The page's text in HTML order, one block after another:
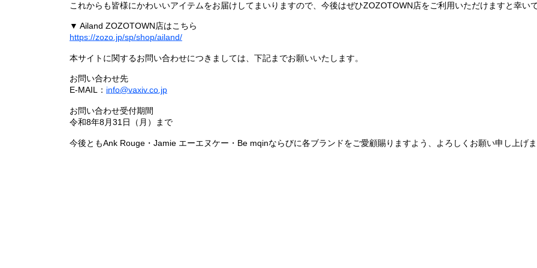
これからも皆様にかわいいアイテムをお届けしてまいりますので、今後はぜひZOZOTOWN店をご利用いただけますと幸い
▼ Ailand ZOZOTOWN店はこちら
https://zozo.jp/sp/shop/ailand/
本サイトに関するお問い合わせにつきましては、下記までお願いいたします。
お問い合わせ先
E-MAIL： info@vaxiv.co.jp
お問い合わせ受付期間
令和8年8月31日（月）まで
今後ともAnk Rouge・Jamie エーエヌケー・Be mqinならびに各ブランドをご愛顧賜りますよう、よろしくお願い申し上げ